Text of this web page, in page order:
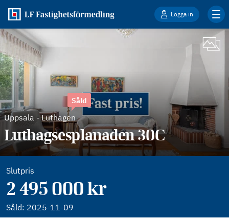
Logga in
Uppsala -Luthagen
Såld
Luthagsesplanaden 30C
Slutpris
2 495 000 kr
Såld: 2025-11-09